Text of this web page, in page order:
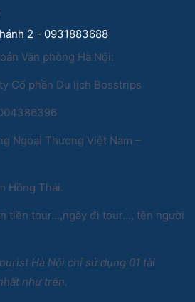
2 - 0931883688
Văn phòng Hà Nội:
Cổ phần Du lịch Bosstrips
Ngoại Thương Việt Nam –
Hồng Thái.
tiền tour...,ngày đi tour..., tên người
Hà Nội chỉ sử dụng 01 tài
như trên.